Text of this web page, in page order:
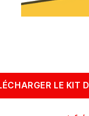
LE KIT